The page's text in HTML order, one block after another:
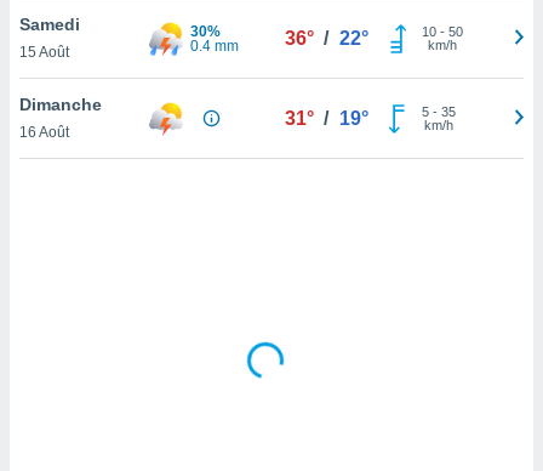
de
Samedi
15 Août
30%
0.4 mm
36° / 22° 10- 50
km/h
Dimanche
16 Août
31° / 19° 5- 35
km/h